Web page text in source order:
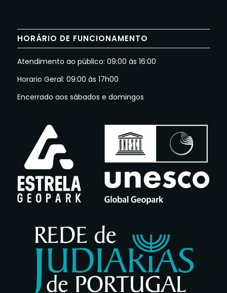
HORÁRIO DE FUNCIONAMENTO
Atendimento ao público: 09:00 às 16:00
Horario Geral: 09:00 às 17h00
Encerrado aos sábados e domingos